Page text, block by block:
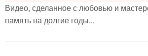
Видео, сделанное с любовью и
память на долгие годы...